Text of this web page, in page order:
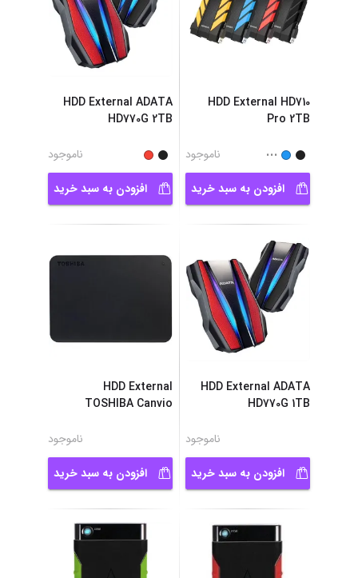
HDD External HD710
Pro 2TB
...
ناموجود
افزودن به سبد خرید
HDD External ADATA
HD770G 2TB
ناموجود
افزودن به سبد خرید
HDD External ADATA
HD770G 1TB
ناموجود
افزودن به سبد خرید
HDD External
TOSHIBA Canvio
ناموجود
افزودن به سبد خرید